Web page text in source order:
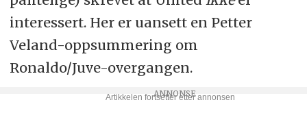
interessert. Her er uansett en Petter
Veland-oppsummering om
Ronaldo/Juve-overgangen.